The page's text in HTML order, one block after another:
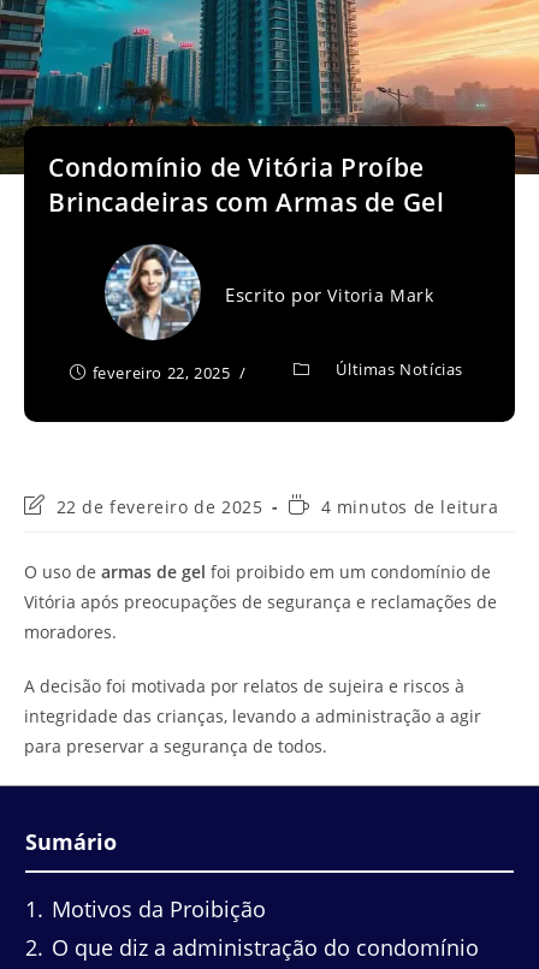
Condomínio de Vitória Proíbe
Brincadeiras com Armas de Gel
Escrito porVitoria Mark
fevereiro 22, 2025 Últimas Notícias
Última
post:
22 de fevereiro de 2025
Tempo4 minutos de leitura
O uso de armas de gel foi proibido em um condomínio de
Vitória após preocupações de segurança e reclamações de
moradores.
A decisão foi motivada por relatos de sujeira e riscos à
integridade das crianças, levando a administração a agir
para preservar a segurança de todos.
Sumário
1
Motivos da Proibição
2 O que diz a administração do condomínio